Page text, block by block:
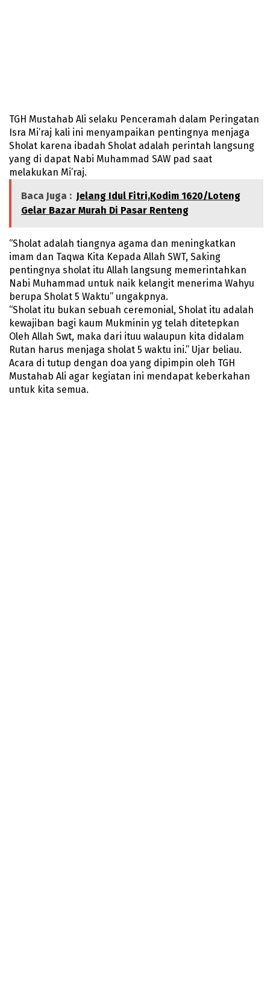
TGH Mustahab Ali selaku Penceramah dalam Peringatan
Isra Mi’raj kali ini menyampaikan pentingnya menjaga
Sholat karena ibadah Sholat adalah perintah langsung
yang di dapat Nabi Muhammad SAW pad saat
melakukan Mi’raj.
Baca Juga : Jelang Idul Fitri,Kodim 1620/Loteng
Gelar Bazar Murah Di Pasar Renteng
“Sholat adalah tiangnya agama dan meningkatkan
imam dan Taqwa Kita Kepada Allah SWT, Saking
pentingnya sholat itu Allah langsung memerintahkan
Nabi Muhammad untuk naik kelangit menerima Wahyu
berupa Sholat 5 Waktu” ungakpnya.
“Sholat itu bukan sebuah ceremonial, Sholat itu adalah
kewajiban bagi kaum Mukminin yg telah ditetepkan
Oleh Allah Swt, maka dari ituu walaupun kita didalam
Rutan harus menjaga sholat 5 waktu ini.” Ujar beliau.
Acara di tutup dengan doa yang dipimpin oleh TGH
Mustahab Ali agar kegiatan ini mendapat keberkahan
untuk kita semua.